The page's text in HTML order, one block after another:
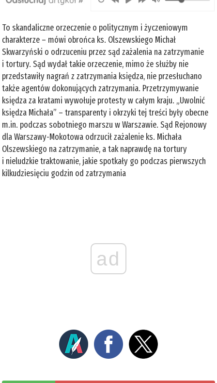
To skandaliczne orzeczenie o politycznym i życzeniowym
charakterze – mówi obrońca ks. Olszewskiego Michał
Skwarzyński o odrzuceniu przez sąd zażalenia na zatrzymanie
i tortury. Sąd wydał takie orzeczenie, mimo że służby nie
przedstawiły nagrań z zatrzymania księdza, nie przesłuchano
także agentów dokonujących zatrzymania. Przetrzymywanie
księdza za kratami wywołuje protesty w całym kraju. „Uwolnić
księdza Michała” – transparenty i okrzyki tej treści były obecne
m.in. podczas sobotniego marszu w Warszawie. Sąd Rejonowy
dla Warszawy-Mokotowa odrzucił zażalenie ks. Michała
Olszewskiego na zatrzymanie, a tak naprawdę na tortury
i nieludzkie traktowanie, jakie spotkały go podczas pierwszych
kilkudziesięciu godzin od zatrzymania
ad